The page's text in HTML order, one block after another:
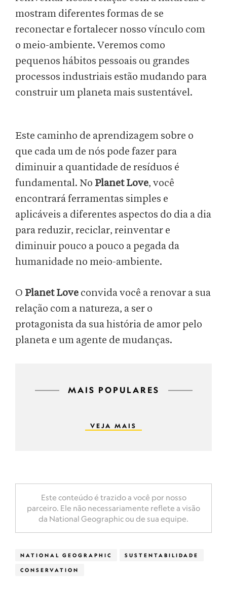
mostram diferentes formas de se
reconectar e fortalecer nosso vínculo com
o meio-ambiente. Veremos como
pequenos hábitos pessoais ou grandes
processos industriais estão mudando para
construir um planeta mais sustentável.
Este caminho de aprendizagem sobre o
que cada um de nós pode fazer para
diminuir a quantidade de resíduos é
fundamental. No Planet Love, você
encontrará ferramentas simples e
aplicáveis a diferentes aspectos do dia a dia
para reduzir, reciclar, reinventar e
diminuir pouco a pouco a pegada da
humanidade no meio-ambiente.
O Planet Love convida você a renovar a sua
relação com a natureza, a ser o
protagonista da sua história de amor pelo
planeta e um agente de mudanças.
MAIS POPULARES
VEJA MAIS
Este conteúdo é trazido a você por nosso
parceiro. Ele não necessariamente reflete a visão
da National Geographic ou de sua equipe.
NATIONAL GEOGRAPHIC SUSTENTABILIDADE
CONSERVATION